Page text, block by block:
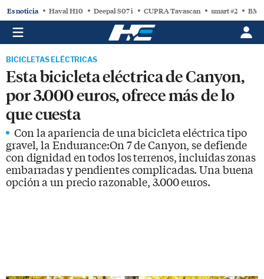
Es noticia Haval H10 Deepal S07 i CUPRA Tavascan smart #2
BICICLETAS ELÉCTRICAS
Esta bicicleta eléctrica de Canyon,
por 3.000 euros, ofrece más de lo
que cuesta
Con la apariencia de una bicicleta eléctrica tipo
gravel, la Endurance:On 7 de Canyon, se defiende
con dignidad en todos los terrenos, incluidas zonas
embarradas y pendientes complicadas. Una buena
opción a un precio razonable, 3.000 euros.